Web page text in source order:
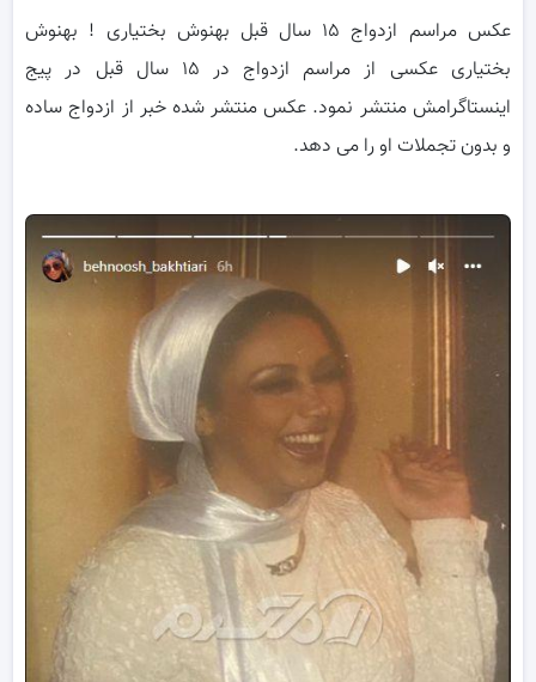
عکس مراسم ازدواج ۱۵ سال قبل بهنوش بختیاری ! بهنوش
بختیاری عکسی از مراسم ازدواج در ۱۵ سال قبل در پیج
اینستاگرامش منتشر نمود. عکس منتشر شده خبر از ازدواج ساده
و بدون تجملات او را می دهد.